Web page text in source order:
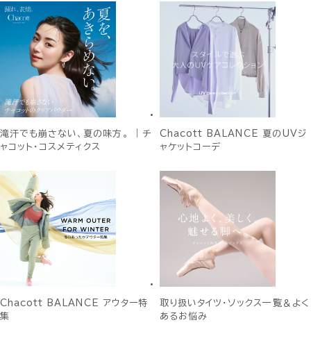
滝汗でも崩さない、夏の味方。 ｜チ
ャコット・コスメティクス
Chacott BALANCE 夏のUVジ
ャケットコーデ
Chacott BALANCE アウター特
集
取り扱いタイツ・ソックス一覧＆よく
あるお悩み